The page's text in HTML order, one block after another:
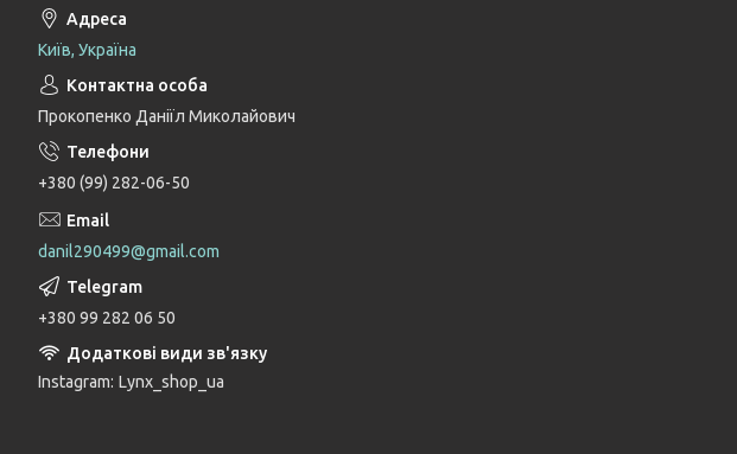
Київ, Україна
Прокопенко Даніїл Миколайович
+380 (99) 282-06-50
danil290499@gmail.com
+380 99 282 06 50
Instagram Lynx_shop_ua